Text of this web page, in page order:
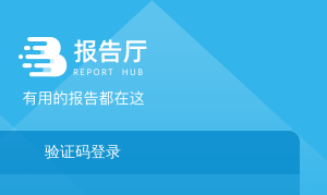
验证码登录